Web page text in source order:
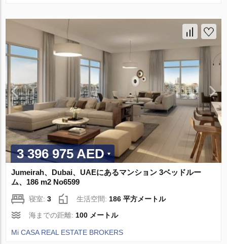
3 396 975 AED
Jumeirah、Dubai、UAEにあるマンション 3ベッドルー
ム、186 m2 No6599
寝室:3 生活空間: 186 平方メートル
海までの距離: 100 メートル
Mi CASA REAL ESTATE BROKERS